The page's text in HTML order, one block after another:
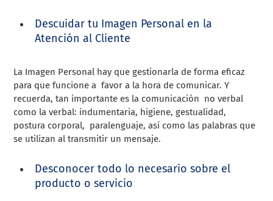
Descuidar tu Imagen Personal en la
Atención al Cliente
La Imagen Personal hay que gestionarla de forma eficaz
para que funcione a favor a la hora de comunicar. Y
recuerda, tan importante es la comunicación no verbal
como la verbal: indumentaria, higiene, gestualidad,
postura corporal, paralenguaje, así como las palabras que
se utilizan al transmitir un mensaje.
Desconocer todo lo necesario sobre el
producto o servicio